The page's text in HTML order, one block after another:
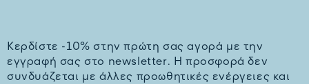
Kερδίστε -10% στην πρώτη σας αγορά με την
εγγραφή σας στο newsletter. H προσφορά δεν
συνδυάζεται με άλλες προωθητικές ενέργειες και